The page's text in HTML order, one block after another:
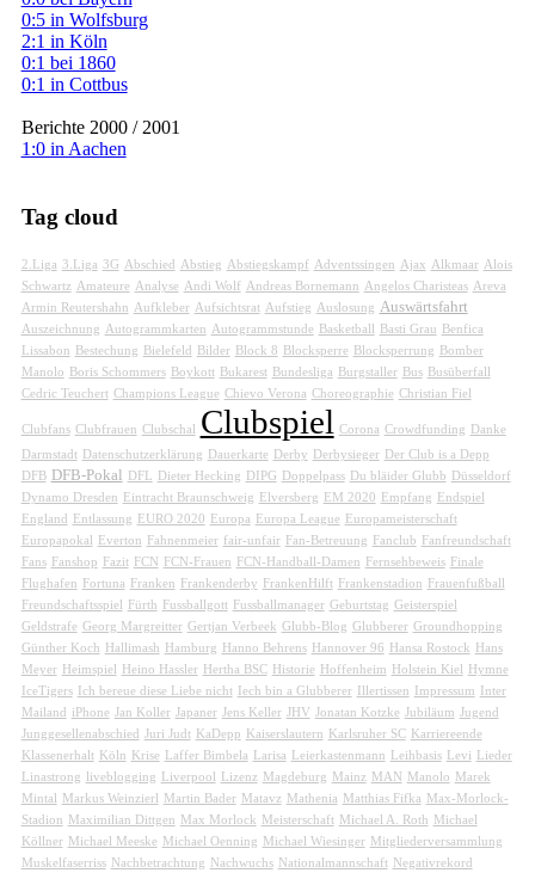
0:5 in Wolfsburg
2:1 in Köln
0:1 bei 1860
0:1 in Cottbus
Berichte 2000 / 2001
1:0 in Aachen
Tag cloud
2.Liga 3.Liga 3G Abschied Abstieg Abstiegskampf Adventssingen Ajax Alkmaar Alois
Schwartz Amateure Analyse Andi Wolf Andreas Bornemann Angelos Charisteas Areva
Armin Reutershahn Aufkleber Aufsichtsrat Aufstieg Auslosung Auswärtsfahrt
Auszeichnung Autogrammkarten Autogrammstunde Basketball Basti Grau
Benfica
Lissabon
Bestechung Bielefeld Bilder Block 8 Blocksperre Blocksperrung
Bomber
Manolo
Boris Schommers Boykott Bukarest Bundesliga Burgstaller Bus
Busüberfall
Cedric Teuchert Champions League Chievo Verona Choreographie Christian Fiel
Clubfans Clubfrauen Clubschal Clubspiel Corona Crowdfunding
Danke
Darmstadt
Datenschutzerklärung Dauerkarte Derby Derbysieger
Der Club is a Depp
DFB
DFB-Pokal DFL Dieter Hecking DIPG Doppelpass Du bläider Glubb
Düsseldorf
Dynamo Dresden
Eintracht Braunschweig Elversberg EM 2020 Empfang
Endspiel
England
Entlassung EURO 2020 Europa Europa League
Europameisterschaft
Europapokal
Everton Fahnenmeier fair-unfair Fan-Betreuung Fanclub
Fanfreundschaft
Fans
Fanshop Fazit FCN FCN-Frauen FCN-Handball-Damen Fernsehbeweis
Finale
Flughafen
Fortuna Franken Frankenderby FrankenHilft Frankenstadion
Frauenfußball
Freundschaftsspiel
Fürth Fussballgott Fussballmanager Geburtstag Geisterspiel
Geldstrafe Georg Margreitter Gertjan Verbeek Glubb-Blog Glubberer Groundhopping
Günther Koch
Hallimash Hamburg Hanno Behrens Hannover 96 Hansa Rostock
Hans
Meyer
Heimspiel Heino Hassler Hertha BSC Historie Hoffenheim Holstein Kiel
Hymne
IceTigers
Ich bereue diese Liebe nicht Iech bin a Glubberer Illertissen Impressum
Inter
Mailand
iPhone Jan Koller Japaner Jens Keller JHV Jonatan Kotzke Jubiläum Jugend
Junggesellenabschied
Juri Judt KaDepp Kaiserslautern Karlsruher SC
Karriereende
Klassenerhalt
Köln Krise Laffer Bimbela Larisa Leierkastenmann Leihbasis Levi
Lieder
Linastrong
liveblogging Liverpool Lizenz Magdeburg Mainz MAN Manolo
Marek
Mintal
Markus Weinzierl Martin Bader Matavz Mathenia Matthias Fifka
Max-Morlock-
Stadion
Maximilian Dittgen Max Morlock Meisterschaft Michael A. Roth
Michael
Köllner Michael Meeske Michael Oenning Michael Wiesinger Mitgliederversammlung
Muskelfaserriss Nachbetrachtung Nachwuchs Nationalmannschaft Negativrekord